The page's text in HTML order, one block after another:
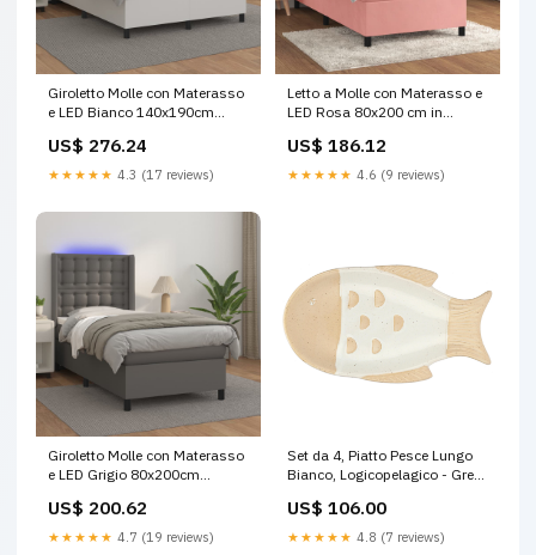
Giroletto Molle con Materasso
e LED Bianco 140x190cm
US$ 276.24
★★★★★ 4.3 (17 reviews)
Letto a Molle con Materasso e
LED Rosa 80x200 cm in
US$ 186.12
★★★★★ 4.6 (9 reviews)
Giroletto Molle con Materasso
e LED Grigio 80x200cm
US$ 200.62
★★★★★ 4.7 (19 reviews)
Set da 4, Piatto Pesce Lungo
Bianco, Logicopelagico - Gres,
US$ 106.00
★★★★★ 4.8 (7 reviews)